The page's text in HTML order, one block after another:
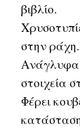
βιβλίο.
στην ράχη.
Ανάγλυφα
στοιχεία
Φέρει